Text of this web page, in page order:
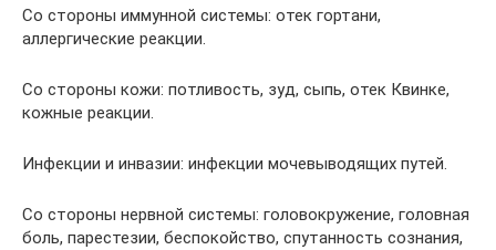
Со стороны иммунной системы: отек гортани,
аллергические реакции.
Со стороны кожи: потливость, зуд, сыпь, отек Квинке,
кожные реакции.
Инфекции и инвазии: инфекции мочевыводящих путей.
Со стороны нервной системы: головокружение, головная
боль, парестезии, беспокойство, спутанность сознания,